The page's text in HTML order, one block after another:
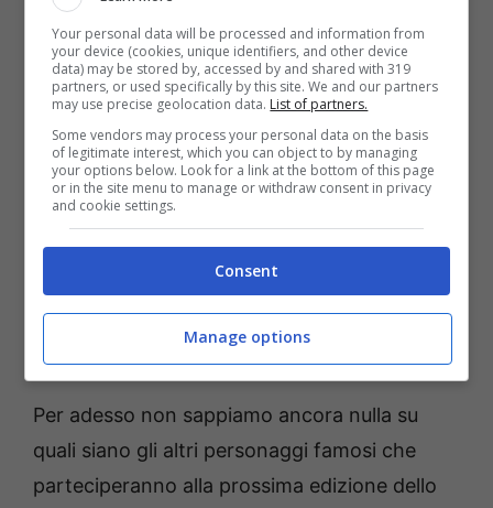
Ballando con le Stelle: celebre cantante nel cast della
nuova edizione. Ecco chi è? Foto presa dal Instagram di Iva
Zanicchi
Ballando con le Stelle:
Jonathan Kashanian è uno dei
vip che vuole partecipare
Per adesso non sappiamo ancora nulla su
quali siano gli altri personaggi famosi che
parteciperanno alla prossima edizione dello
Your personal data will be processed and information from
your device (cookies, unique identifiers, and other device
data) may be stored by, accessed by and shared with 319
partners, or used specifically by this site. We and our partners
may use precise geolocation data. List of partners.
Some vendors may process your personal data on the basis
of legitimate interest, which you can object to by managing
your options below. Look for a link at the bottom of this page
or in the site menu to manage or withdraw consent in privacy
and cookie settings.
Consent
Manage options